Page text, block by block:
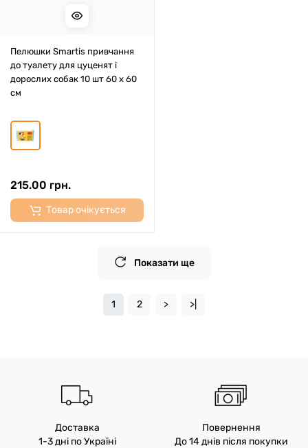
Пелюшки Smartis привчання
до туалету для цуценят і
дорослих собак 10 шт 60 х 60
см
215.00 грн.
Товар очікується
Показати ще
1 2 > >|
Доставка
1-3 дні по Україні
Повернення
До 14 днів після покупки